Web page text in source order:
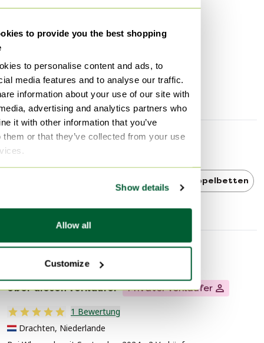
to provide you the best shopping
to personalise content and ads, to
media features and to analyse our traffic.
information about your use of our site with
advertising and analytics partners who
it with other information that you’ve
them or that they’ve collected from your use
Show details
Allow all
Customize
Höhe
35 cm
Tiefe
200 cm
Gebrauchsspuren
Kratzer
Doppelbetten
Verkäuferinformationen
Über diesen Verkäufer Privater Verkäufer
1 Bewertung
Drachten, Niederlande